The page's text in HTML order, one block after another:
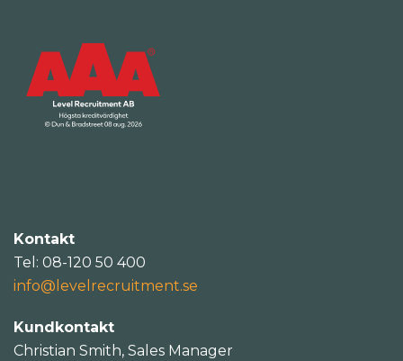
Kontakt
Tel: 08-120 50 400
info@levelrecruitment.se
Kundkontakt
Christian Smith, Sales Manager